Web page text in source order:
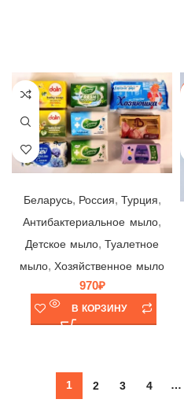
Беларусь, Россия, Турция,
Антибактериальное мыло,
Детское мыло,Туалетное
мыло, Хозяйственное мыло
970₽
В КОРЗИНУ
1 2 3 4 …